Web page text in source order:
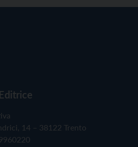
14 – 38122 Trento